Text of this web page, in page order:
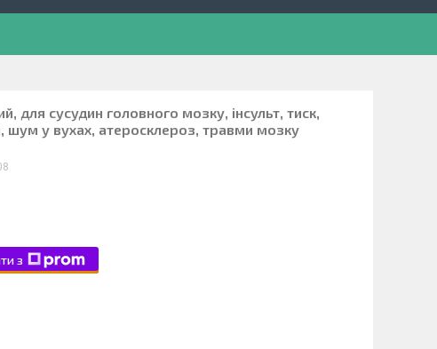
для сусудин головного мозку, інсульт, тиск,
шум у вухах, атеросклероз, травми мозку
з